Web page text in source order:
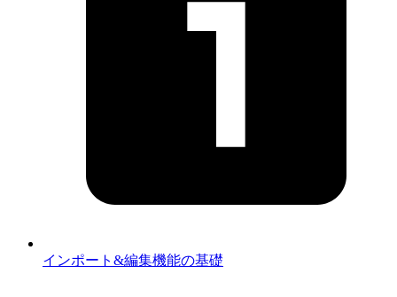
インポート&編集機能の基礎